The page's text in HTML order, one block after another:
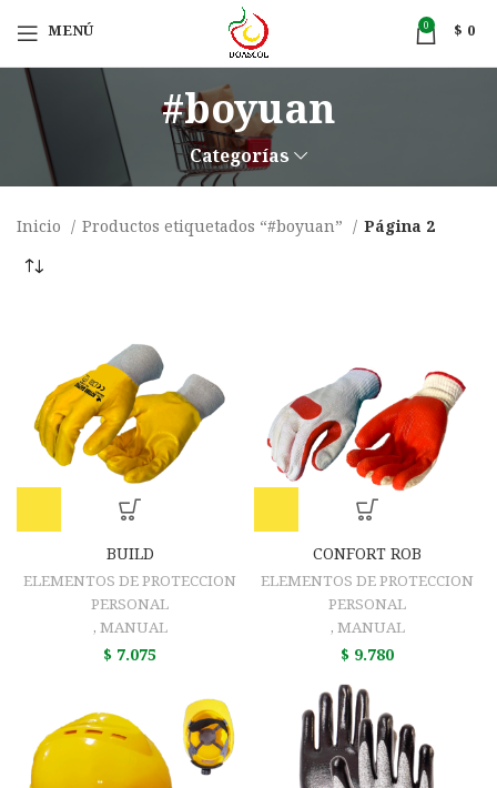
MENÚ 0 $ 0
#boyuan
Categorías
Inicio Productos etiquetados “#boyuan” Página 2
BUILD
ELEMENTOS DE PROTECCION
PERSONAL
, MANUAL
$ 7.075
CONFORT ROB
ELEMENTOS DE PROTECCION
PERSONAL
, MANUAL
$ 9.780